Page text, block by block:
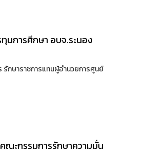
นการศึกษา อบจ.ระนอง
กษาราชการแทนผู้อำนวยการศูนย์
ณะกรรมการรักษาความมั่น